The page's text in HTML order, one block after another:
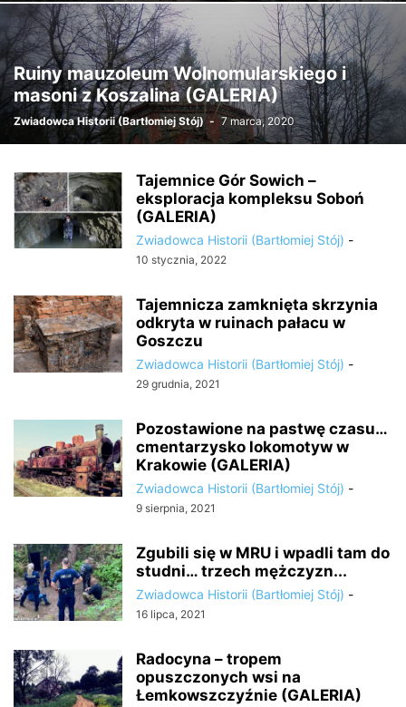
Ruiny mauzoleum Wolnomularskiego i
masoni z Koszalina (GALERIA)
Zwiadowca Historii (Bartłomiej Stój) - 7 marca, 2020
Tajemnice Gór Sowich –
eksploracja kompleksu Soboń
(GALERIA)
Zwiadowca Historii (Bartłomiej Stój) -
10 stycznia, 2022
Tajemnicza zamknięta skrzynia
odkryta w ruinach pałacu w
Goszczu
Zwiadowca Historii (Bartłomiej Stój) -
29 grudnia, 2021
Pozostawione na pastwę czasu…
cmentarzysko lokomotyw w
Krakowie (GALERIA)
Zwiadowca Historii (Bartłomiej Stój) -
9 sierpnia, 2021
Zgubili się w MRU i wpadli tam do
studni… trzech mężczyzn...
Zwiadowca Historii (Bartłomiej Stój) -
16 lipca, 2021
Radocyna – tropem
opuszczonych wsi na
Łemkowszczyźnie (GALERIA)